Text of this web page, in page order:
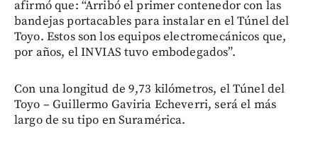
afirmó que: “Arribó el primer contenedor con las
bandejas portacables para instalar en el Túnel del
Toyo. Estos son los equipos electromecánicos que,
por años, el INVIAS tuvo embodegados”.
Con una longitud de 9,73 kilómetros, el Túnel del
Toyo – Guillermo Gaviria Echeverri, será el más
largo de su tipo en Suramérica.